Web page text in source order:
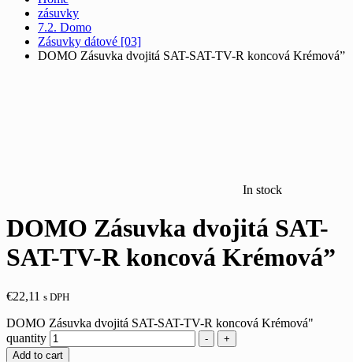
zásuvky
7.2. Domo
Zásuvky dátové [03]
DOMO Zásuvka dvojitá SAT-SAT-TV-R koncová Krémová”
In stock
DOMO Zásuvka dvojitá SAT-
SAT-TV-R koncová Krémová”
€22,11 s DPH
DOMO Zásuvka dvojitá SAT-SAT-TV-R koncová Krémová"
quantity
-
+
Add to cart